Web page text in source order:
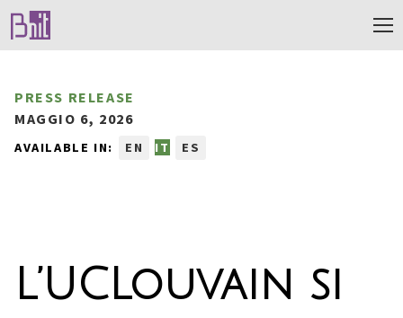
PRESS RELEASE
MAGGIO 6, 2026
AVAILABLE IN: EN IT ES
L’UCLouvain si